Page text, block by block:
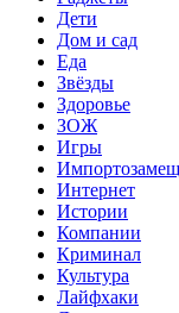
Дети
Дом и сад
Еда
Звёзды
Здоровье
ЗОЖ
Игры
Интернет
Истории
Компании
Криминал
Культура
Лайфхаки